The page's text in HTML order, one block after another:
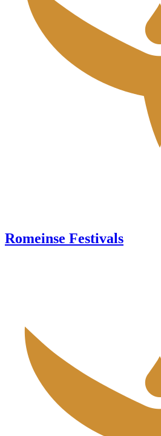
Romeinse Festivals